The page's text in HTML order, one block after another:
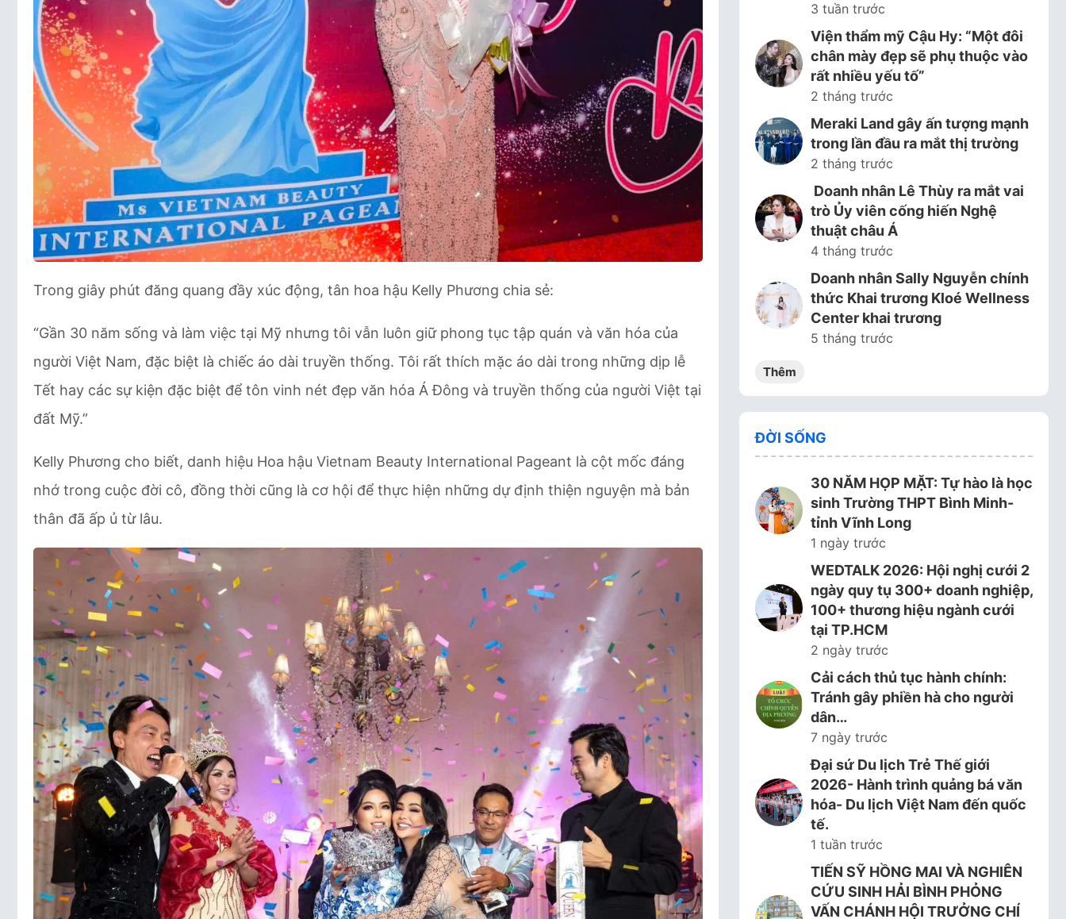
Trong giây phút đăng quang đầy xúc động, tân hoa hậu Kelly Phương chia sẻ:
“Gần 30 năm sống và làm việc tại Mỹ nhưng tôi vẫn luôn giữ phong tục tập quán và văn hóa của
người Việt Nam, đặc biệt là chiếc áo dài truyền thống. Tôi rất thích mặc áo dài trong những dịp lễ
Tết hay các sự kiện đặc biệt để tôn vinh nét đẹp văn hóa Á Đông và truyền thống của người Việt tại
đất Mỹ.”
Kelly Phương cho biết, danh hiệu Hoa hậu Vietnam Beauty International Pageant là cột mốc đáng
nhớ trong cuộc đời cô, đồng thời cũng là cơ hội để thực hiện những dự định thiện nguyện mà bản
thân đã ấp ủ từ lâu.
3 tuần trước
Viện thẩm mỹ Cậu Hy: “Một đôi
chân mày đẹp sẽ phụ thuộc vào
rất nhiều yếu tố”
2 tháng trước
Meraki Land gây ấn tượng mạnh
trong lần đầu ra mắt thị trường
2 tháng trước
Doanh nhân Lê Thùy ra mắt vai
trò Ủy viên cống hiến Nghệ
thuật châu Á
4 tháng trước
Doanh nhân Sally Nguyễn chính
thức Khai trương Kloé Wellness
Center khai trương
5 tháng trước
Thêm
ĐỜI SỐNG
30 NĂM HỌP MẶT: Tự hào là học
sinh Trường THPT Bình Minh-
tỉnh Vĩnh Long
1 ngày trước
WEDTALK 2026: Hội nghị cưới 2
ngày quy tụ 300+ doanh nghiệp,
100+ thương hiệu ngành cưới
tại TP.HCM
2 ngày trước
Cải cách thủ tục hành chính:
Tránh gây phiền hà cho người
dân…
7 ngày trước
Đại sứ Du lịch Trẻ Thế giới
2026- Hành trình quảng bá văn
hóa- Du lịch Việt Nam đến quốc
tế.
1 tuần trước
TIẾN SỸ HỒNG MAI VÀ NGHIÊN
CỨU SINH HẢI BÌNH PHỎNG
VẤN CHÁNH HỘI TRƯỞNG CHÍ